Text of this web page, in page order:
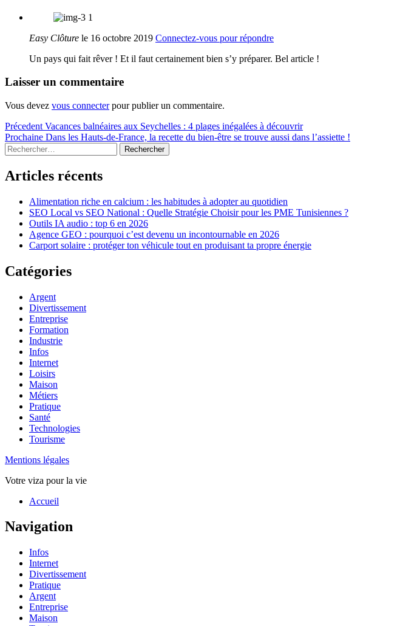
1
Easy Clôture le 16 octobre 2019 Connectez-vous pour répondre
Un pays qui fait rêver ! Et il faut certainement bien s’y préparer. Bel article !
Laisser un commentaire
Vous devez vous connecterpour publier un commentaire.
Navigation
de
l’article
Précedent Article
précédent :
Vacances balnéaires aux Seychelles : 4 plages inégalées à découvrir
Prochaine Article
suivant :
Dans les Hauts-de-France, la recette du bien-être se trouve aussi dans l’assiette !
Sidebar
Rechercher :
Articles récents
Alimentation riche en calcium : les habitudes à adopter au quotidien
SEO Local vs SEO National : Quelle Stratégie Choisir pour les PME Tunisiennes ?
Outils IA audio : top 6 en 2026
Agence GEO : pourquoi c’est devenu un incontournable en 2026
Carport solaire : protéger ton véhicule tout en produisant ta propre énergie
Catégories
Argent
Divertissement
Entreprise
Formation
Industrie
Infos
Internet
Loisirs
Maison
Métiers
Pratique
Santé
Technologies
Tourisme
Mentions légales
Votre viza pour la vie
Haut
page
Accueil
Navigation
Infos
Internet
Divertissement
Pratique
Argent
Entreprise
Maison